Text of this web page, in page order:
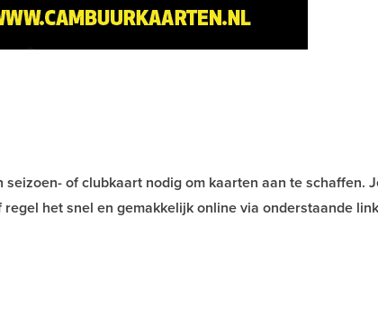
seizoen- of clubkaart nodig om kaarten aan te schaffen.
het snel en gemakkelijk online via onderstaande